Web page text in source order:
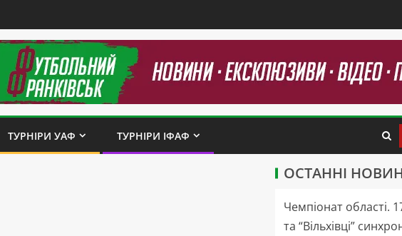
ТУРНІРИ УАФ ТУРНІРИ ІФАФ
ОСТАННІ
Чемпіонат області.
та “Вільхівці”